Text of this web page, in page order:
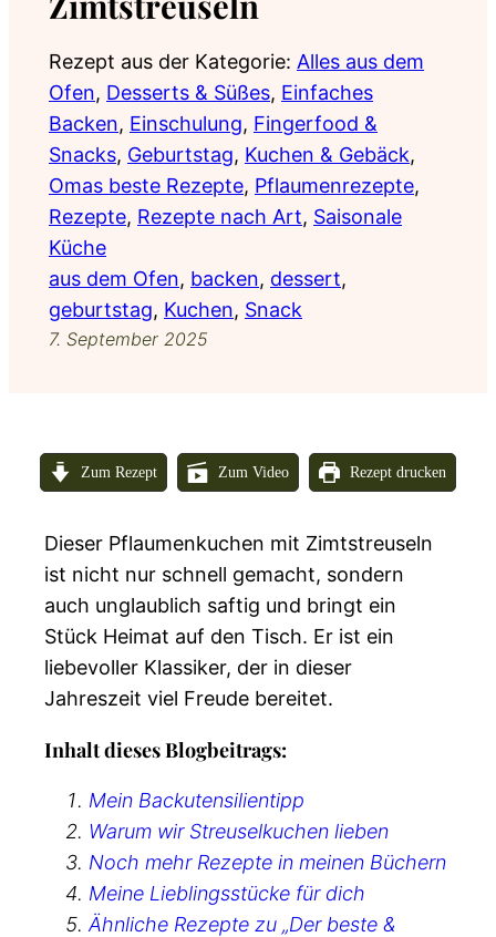
Rezept aus der Kategorie: Alles aus dem
Ofen, Desserts & Süßes, Einfaches
Backen, Einschulung, Fingerfood &
Snacks, Geburtstag, Kuchen & Gebäck
Omas beste Rezepte, Pflaumenrezepte
Rezepte, Rezepte nach Art, Saisonale
Küche
aus dem Ofen, backen, dessert
geburtstag, Kuchen, Snack
7. September 2025
Zum Rezept Zum Video Rezept drucken
Dieser Pflaumenkuchen mit Zimtstreuseln
ist nicht nur schnell gemacht, sondern
auch unglaublich saftig und bringt ein
Stück Heimat auf den Tisch. Er ist ein
liebevoller Klassiker, der in dieser
Jahreszeit viel Freude bereitet.
Inhalt dieses Blogbeitrags:
Mein Backutensilientipp
Warum wir Streuselkuchen lieben
Noch mehr Rezepte in meinen Büchern
Meine Lieblingsstücke für dich
Ähnliche Rezepte zu „Der beste &